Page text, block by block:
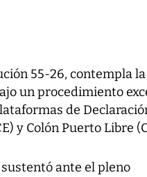
55-26, contempla la
un procedimiento
de
y Colón Puerto Libre
ante el pleno